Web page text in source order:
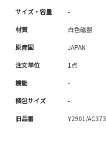
サイズ・容量 -
材質 白色磁器
原産国 JAPAN
注文単位 1点
機能 -
梱包サイズ -
旧品番 Y2901/AC373